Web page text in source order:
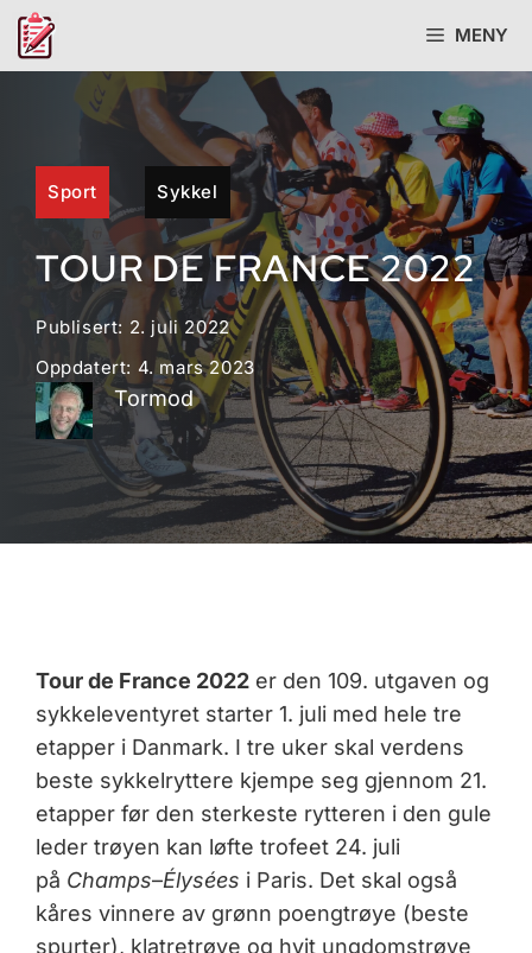
Hopp
MENY
Sport Sykkel
TOUR DE FRANCE 2022
Publisert: 2. juli 2022
Oppdatert: 4. mars 2023
Tormod
Tour de France 2022er den 109. utgaven og
sykkeleventyret starter 1. juli med hele tre
etapper i Danmark. I tre uker skal verdens
beste sykkelryttere kjempe seg gjennom 21.
etapper før den sterkeste rytteren i den gule
leder trøyen kan løfte trofeet 24. juli
på Champs–Élysées i Paris. Det skal også
kåres vinnere av grønn poengtrøye (beste
spurter), klatretrøye og hvit ungdomstrøye